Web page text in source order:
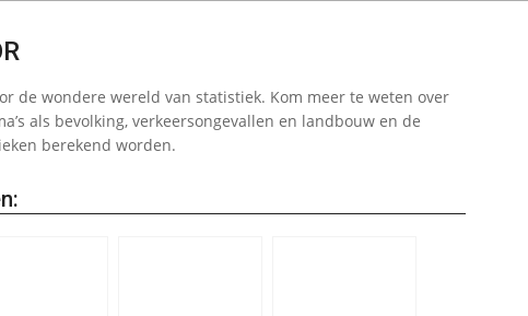
de wondere wereld van statistiek. Kom meer te weten over
als bevolking, verkeersongevallen en landbouw en de
berekend worden.